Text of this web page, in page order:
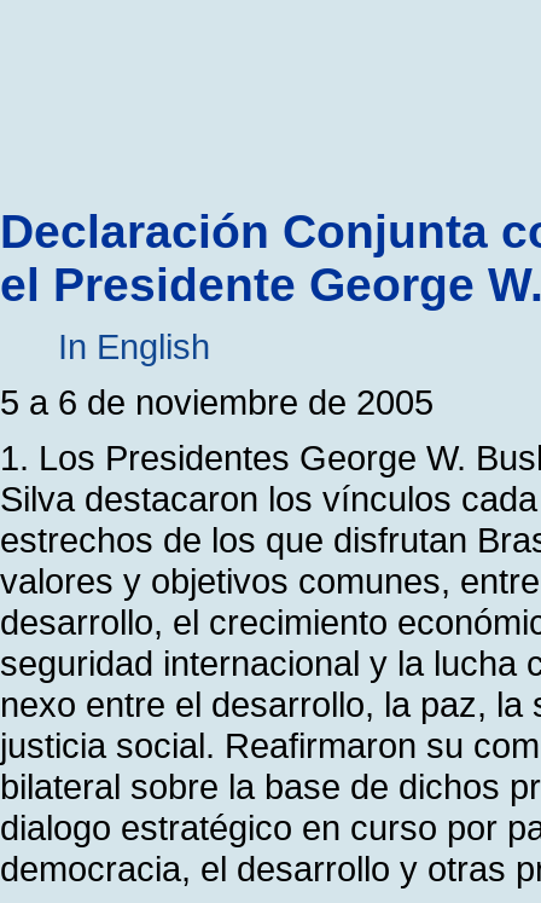
Declaración Conjunta
el Presidente George
In English
5 a 6 de noviembre de 2005
1. Los Presidentes George W.
Silva destacaron los vínculos
estrechos de los que disfrutan
valores y objetivos comunes,
desarrollo, el crecimiento
seguridad internacional y la lucha
nexo entre el desarrollo, la paz,
justicia social. Reafirmaron su
bilateral sobre la base de dichos
dialogo estratégico en curso por
democracia, el desarrollo y otras